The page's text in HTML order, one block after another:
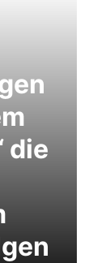
die